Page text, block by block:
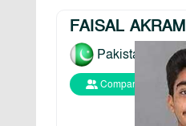
FAISAL AKRAM
Pakistan
Compare